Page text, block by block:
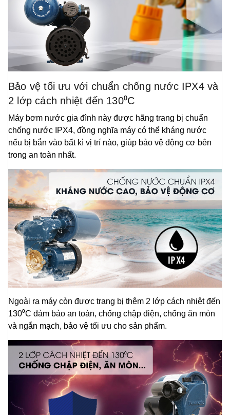
Bảo vệ tối ưu với chuẩn chống nước IPX4 và
2 lớp cách nhiệt đến 130⁰C
Máy bơm nước gia đình này được hãng trang bị chuẩn
chống nước IPX4, đồng nghĩa máy có thể kháng nước
nếu bị bắn vào bất kì vị trí nào, giúp bảo vệ động cơ bên
trong an toàn nhất.
Ngoài ra máy còn được trang bị thêm 2 lớp cách nhiệt đến
130⁰C đảm bảo an toàn, chống chập điện, chống ăn mòn
và ngắn mạch, bảo vệ tối ưu cho sản phẩm.